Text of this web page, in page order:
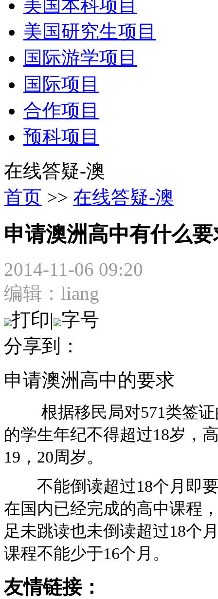
美国本科项目
美国研究生项目
国际游学项目
国际项目
合作项目
预科项目
在线答疑-澳
首页 >> 在线答疑-澳
申请澳洲高中有什么
2014-11-06 09:20
编辑：liang
打印| 字号
分享到：
申请澳洲高中的要求
根据移民局对571类签证
的学生年纪不得超过18岁，
19，20周岁。
不能倒读超过18个月即要
在国内已经完成的高中课程
足未跳读也未倒读超过18个
课程不能少于16个月。
友情链接：